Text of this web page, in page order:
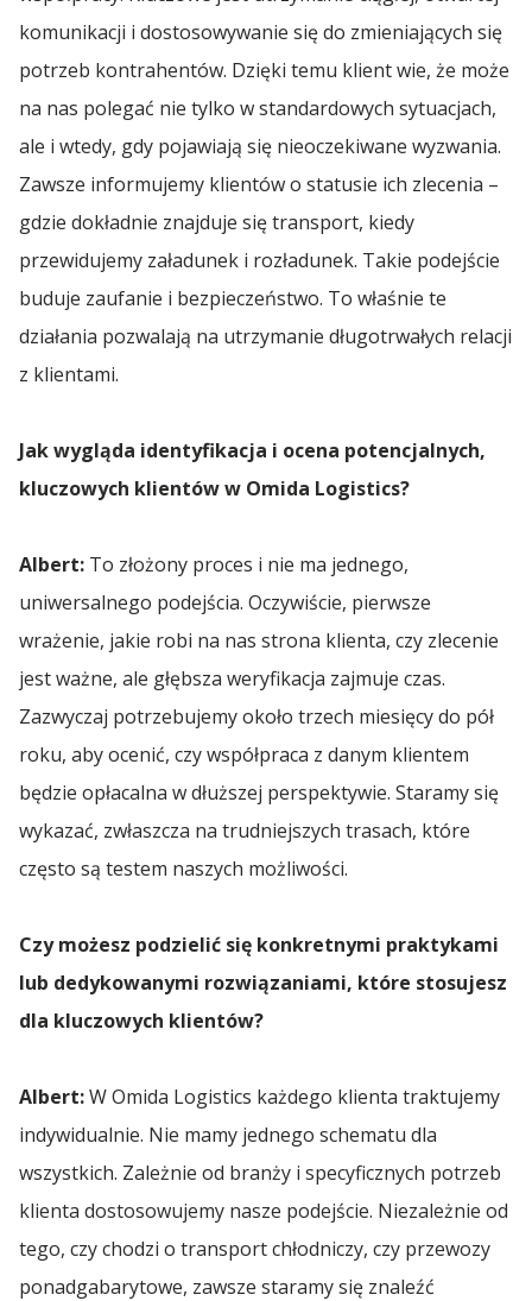
Spedycja Łódź
komunikacji i dostosowywanie się do zmieniających się
potrzeb kontrahentów. Dzięki temu klient wie, że może
na nas polegać nie tylko w standardowych sytuacjach,
ale i wtedy, gdy pojawiają się nieoczekiwane wyzwania.
Zawsze informujemy klientów o statusie ich zlecenia –
gdzie dokładnie znajduje się transport, kiedy
przewidujemy załadunek i rozładunek. Takie podejście
buduje zaufanie i bezpieczeństwo. To właśnie te
działania pozwalają na utrzymanie długotrwałych relacji
z klientami.
Jak wygląda identyfikacja i ocena potencjalnych,
kluczowych klientów w Omida Logistics?
Albert: To złożony proces i nie ma jednego,
uniwersalnego podejścia. Oczywiście, pierwsze
wrażenie, jakie robi na nas strona klienta, czy zlecenie
jest ważne, ale głębsza weryfikacja zajmuje czas.
Zazwyczaj potrzebujemy około trzech miesięcy do pół
roku, aby ocenić, czy współpraca z danym klientem
będzie opłacalna w dłuższej perspektywie. Staramy się
wykazać, zwłaszcza na trudniejszych trasach, które
często są testem naszych możliwości.
Czy możesz podzielić się konkretnymi praktykami
lub dedykowanymi rozwiązaniami, które stosujesz
dla kluczowych klientów?
Albert:W Omida Logistics każdego klienta traktujemy
indywidualnie. Nie mamy jednego schematu dla
wszystkich. Zależnie od branży i specyficznych potrzeb
klienta dostosowujemy nasze podejście. Niezależnie od
tego, czy chodzi o transport chłodniczy, czy przewozy
ponadgabarytowe, zawsze staramy się znaleźć